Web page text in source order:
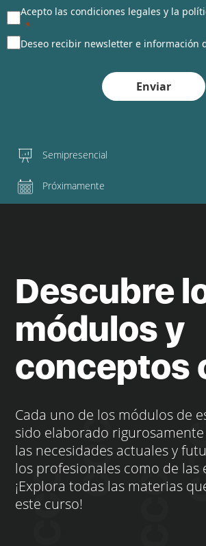
Acepto las condiciones legales y la
Deseo recibir newsletter e información
Enviar
Semipresencial
Próximamente
Descubre
módulos y
conceptos
Cada uno de los módulos de
sido elaborado
las necesidades actuales y
los profesionales como de las
¡Explora todas las materias
este curso!